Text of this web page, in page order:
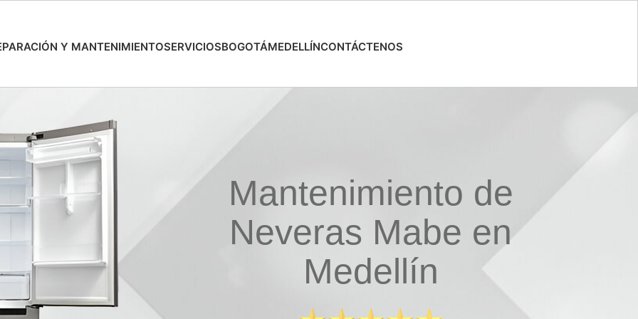
Y MANTENIMIENTOSERVICIOSBOGOTÁMEDELLÍNCONTÁCTENOS
Mantenimiento de
Neveras Mabe en
Medellín